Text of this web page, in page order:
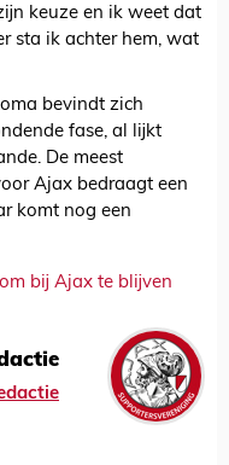
keuze en ik weet dat
sta ik achter hem, wat
bevindt zich
fase, al lijkt
De meest
Ajax bedraagt een
komt nog een
bij Ajax te blijven